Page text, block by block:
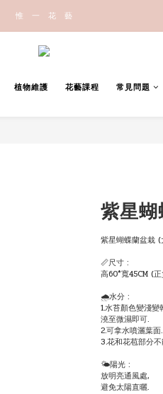
惟   一   花   藝
植物維護 花藝課程 常見問題
紫星
紫星蝴蝶蘭盆栽 (
📏尺寸 :
高60*寬45CM (正
🌧水分 :
1.水苔顏色變淺變
澆至微濕即可.
2.可拿水噴灑葉面.
3.花和花苞部分
🌤陽光 :
放明亮通風處,
避免太陽直曬.